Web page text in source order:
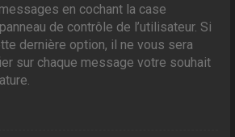
en cochant la case
de contrôle de l’utilisateur. Si
dernière option, il ne vous sera
sur chaque message votre souhait